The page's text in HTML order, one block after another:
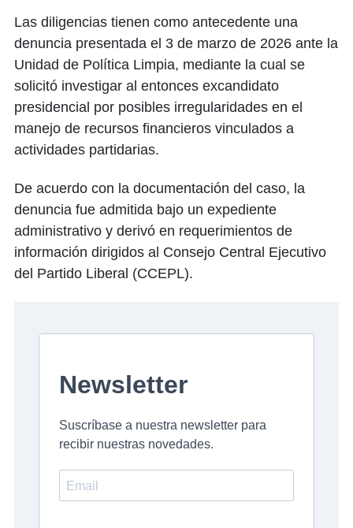
Las diligencias tienen como antecedente una
denuncia presentada el 3 de marzo de 2026 ante la
Unidad de Política Limpia, mediante la cual se
solicitó investigar al entonces excandidato
presidencial por posibles irregularidades en el
manejo de recursos financieros vinculados a
actividades partidarias.
De acuerdo con la documentación del caso, la
denuncia fue admitida bajo un expediente
administrativo y derivó en requerimientos de
información dirigidos al Consejo Central Ejecutivo
del Partido Liberal (CCEPL).